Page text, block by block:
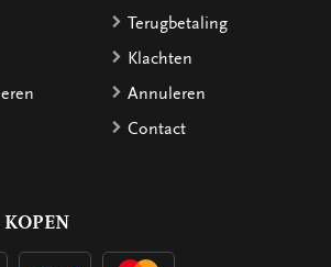
Terugbetaling
Klachten
Annuleren
Contact